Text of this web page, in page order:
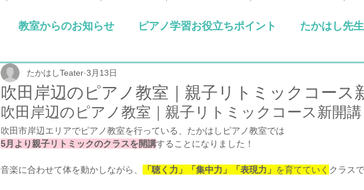
教室からのお知らせ ピアノ学習お役立ちポイント たかはし先
吹田岸辺のピアノ教室｜親子リトミックコース
たかはしTeater 3月13日
吹田岸辺のピアノ教室｜親子リトミックコース新開講
吹田市岸辺エリアでピアノ教室を行っている、たかはしピアノ教室では
5月より親子リトミックのクラスを開講することになりました！
音楽に合わせて体を動かしながら、 「聴く力」「集中力」「表現力」 を育てていく クラスで